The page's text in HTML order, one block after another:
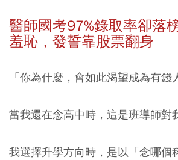
醫師國考97%錄取率卻落
羞恥，發誓靠股票翻身
「你為什麼，會如此渴望成為有錢
當我還在念高中時，這是班導師對
我選擇升學方向時，是以「念哪個